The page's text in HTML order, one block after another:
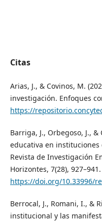
Citas
Arias, J., & Covinos, M.
investigación. Enfoques
https://
Barriga, J., Orbegoso, J., &
educativa en instituciones
Revista de Investigación
Horizontes, 7(28), 927–941.
https://doi.org/10.33996/
Berrocal, J., Romani, I., &
institucional y las